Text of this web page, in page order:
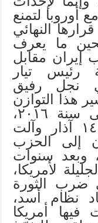
أوروبا لتمنع
النهائي
ما يعرف
حزب إيران مقابل
رئيس تيار
نجل رفيق
هذا التوازن
والنزاع بين التحالفين حتّى سنة ٢٠١٦،
حين انفرط عقد تحالف ١٤ آذار وآلت
إلى الحزب
وحلفائه. ففي سنة ٢٠١٥، وبعد سنوات
لأمريكا،
ضرب الثورة
نظام أسد،
أمريكا